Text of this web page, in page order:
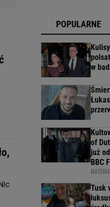
POPULARNE
w
of
już
BBC
Tusk